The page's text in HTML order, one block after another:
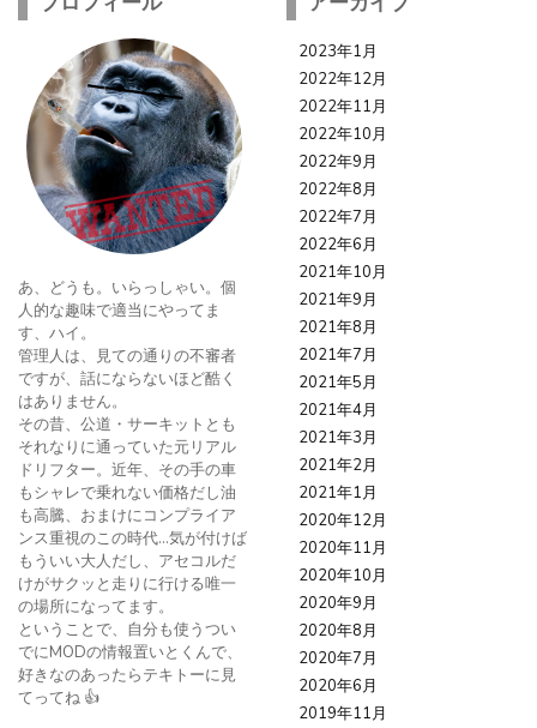
あ、どうも。いらっしゃい。個
人的な趣味で適当にやってま
す、ハイ。
管理人は、見ての通りの不審者
ですが、話にならないほど酷く
はありません。
その昔、公道・サーキットとも
それなりに通っていた元リアル
ドリフター。近年、その手の車
もシャレで乗れない価格だし油
も高騰、おまけにコンプライア
ンス重視のこの時代…気が付けば
もういい大人だし、アセコルだ
けがサクッと走りに行ける唯一
の場所になってます。
ということで、自分も使うつい
でにMODの情報置いとくんで、
好きなのあったらテキトーに見
てってね 👍
2023年1月
2022年12月
2022年11月
2022年10月
2022年9月
2022年8月
2022年7月
2022年6月
2021年10月
2021年9月
2021年8月
2021年7月
2021年5月
2021年4月
2021年3月
2021年2月
2021年1月
2020年12月
2020年11月
2020年10月
2020年9月
2020年8月
2020年7月
2020年6月
2019年11月